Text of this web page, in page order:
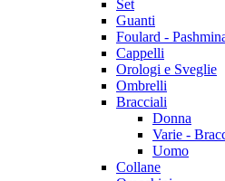
Set
Guanti
Foulard -
Cappelli
Orologi e Sveglie
Ombrelli
Bracciali
Donna
Varie -
Uomo
Collane